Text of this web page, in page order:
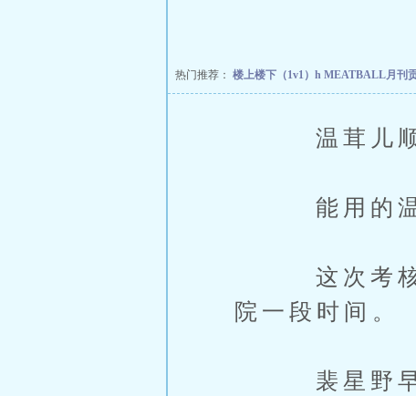
热门推荐： 楼上楼下（1v1）h MEATBALL月刊
温茸儿顺利
能用的温茸
这次考核结
院一段时间。
裴星野早就